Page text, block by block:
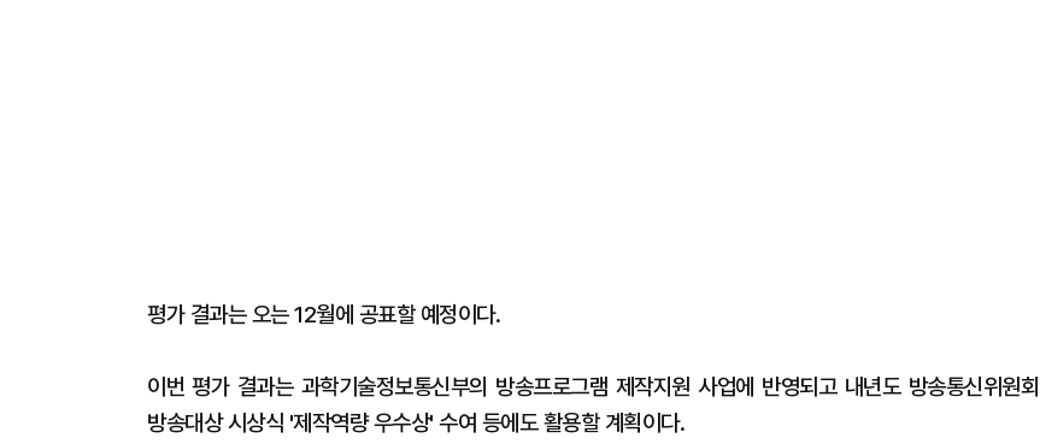
평가 결과는 오는 12월에 공표할 예정이다.
이번 평가 결과는 과학기술정보통신부의 방송프로그램 제작지원 사업에 반영되고 내년도 방송통신위원회
방송대상 시상식 '제작역량 우수상' 수여 등에도 활용할 계획이다.